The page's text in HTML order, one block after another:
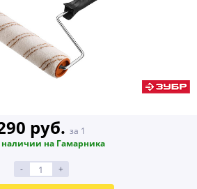
руб. за 1
наличии на Гамарника
- +